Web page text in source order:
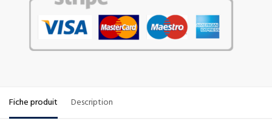
Fiche produit Description